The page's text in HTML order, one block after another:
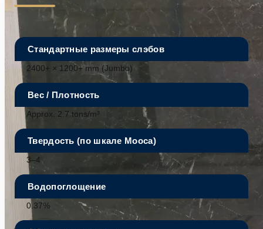
Стандартные размеры слэбов
2400+ × 1200+ mm (Jumbo)
Вес / Плотность
Approx. 2.7 tons/m³
Твердость (по шкале Мооса)
3–4
Водопоглощение
0.37%